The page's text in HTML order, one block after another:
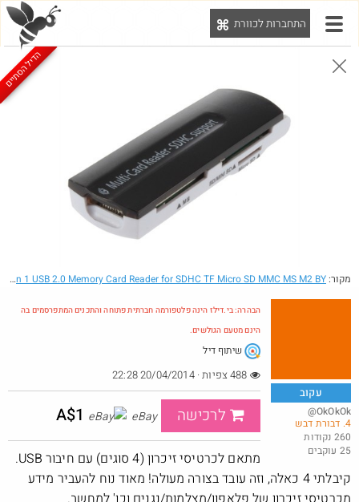
התחברות לכוורת
הבהרה: בי.דילז הינה פלטפורמה חברתית פתוחה והתכנים המתפרסמים בה הינם מטעם הגולשים.
הדילים המעודכנים
עדכונים מהרשת חדש בכוורת
ושוב, דקו. פטישון עוצמתי. אני הגעתי ל 58$
$58.0
· 6· 204
הדיל הסתיים
מקור: - High Speed 4 in 1 USB 2.0 Memory Card Reader for SDHC TF Micro SD MMC MS M2 BY
עקוב
@OkOkOk
4. דבורת דבש
260 נקודות
25 עוקבים
הבהרה: בי.דילז הינה פלטפורמה חברתית פתוחה והתכנים המתפרסמים בה
הינם מטעם הגולשים.
שיתוף דיל
לרכישה A$1 eBay
מתאם לכרטיסי זיכרון (4 סוגים) עם חיבור USB.
קיבלתי 4 כאלה, וזה עובד בצורה מעולה! מאוד נוח להעביר מידע